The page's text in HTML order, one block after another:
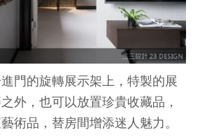
門的旋轉展示架上，特製的展
外，也可以放置珍貴收藏品，
術品，替房間增添迷人魅力。